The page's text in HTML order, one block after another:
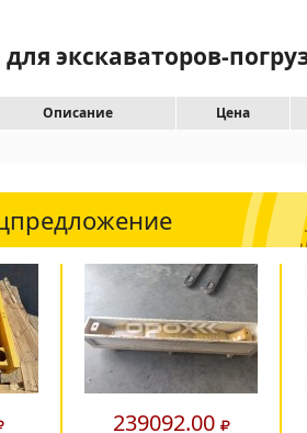
экскаваторов-
Описание Цена
239092.00